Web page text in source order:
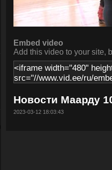
Embed video
Add this video to your site,
Новости Маарду
2023-03-12 18:03:43